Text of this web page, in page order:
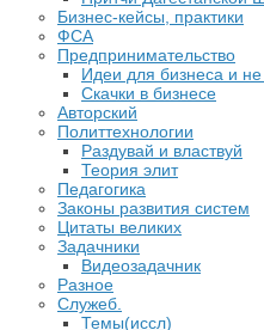
Бизнес-кейсы, практики
ФСА
Предпринимательство
Идеи для бизнеса и не
Скачки в бизнесе
Авторский
Политтехнологии
Раздувай и властвуй
Теория элит
​Педагогика
Законы развития систем
Цитаты великих
Задачники
Видеозадачник
Разное
Служеб.
Темы(иссл)